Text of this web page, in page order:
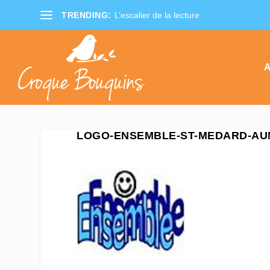
TRENDING: L’escalier de la lecture
LOGO-ENSEMBLE-ST-MEDARD-